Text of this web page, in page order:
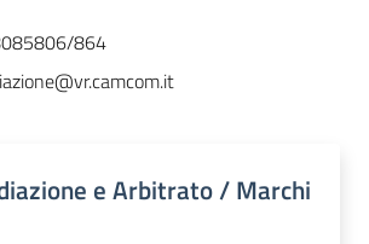
864
e Arbitrato / Marchi